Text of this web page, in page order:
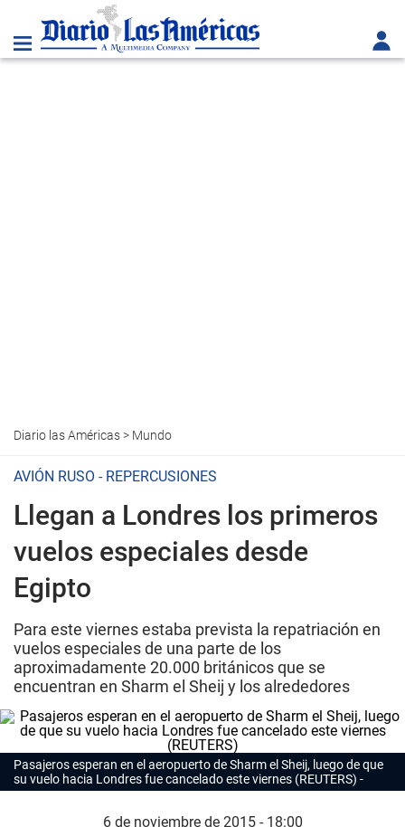
Diario las Américas> Mundo
AVIÓN RUSO - REPERCUSIONES
Llegan a Londres los primeros
vuelos especiales desde
Egipto
Para este viernes estaba prevista la repatriación en
vuelos especiales de una parte de los
aproximadamente 20.000 británicos que se
encuentran en Sharm el Sheij y los alrededores
Pasajeros esperan en el aeropuerto de Sharm el Sheij, luego de que
su vuelo hacia Londres fue cancelado este viernes (REUTERS)
6 de noviembre de 2015 - 18:00